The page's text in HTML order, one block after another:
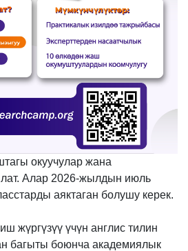
окуучулар жана
Алар 2026-жылдын июль
аяктаган болушу керек.
жүргүзүү үчүн англис тилин
багыты боюнча академиялык